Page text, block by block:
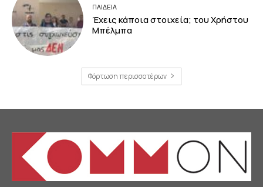
ΠΑΙΔΕΙΑ
Έχεις κάποια στοιχεία; του Χρήστου
Μπέλμπα
Φόρτωση περισσοτέρων